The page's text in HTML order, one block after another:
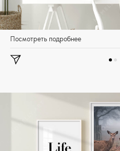
Посмотреть подробнее